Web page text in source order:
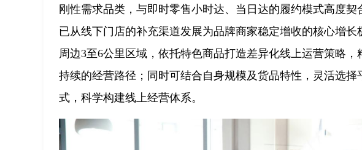
刚性需求品类，与即时零售小时达、当日达的履约模式高度
已从线下门店的补充渠道发展为品牌商家稳定增收的核心增
周边3至6公里区域，依托特色商品打造差异化线上运营策略
持续的经营路径；同时可结合自身规模及货品特性，灵活选
式，科学构建线上经营体系。